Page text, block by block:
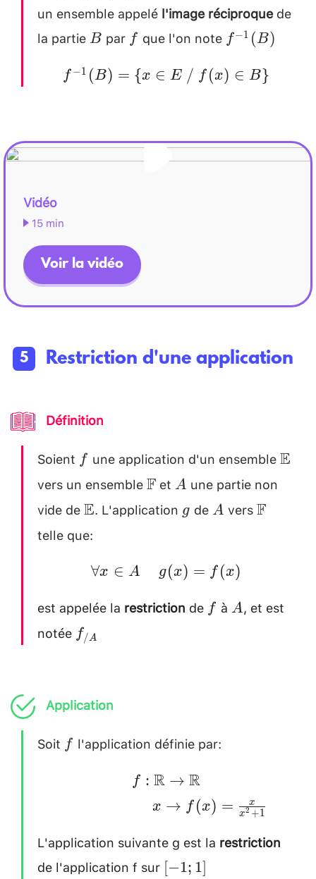
un ensemble appelél'image réciproquede
la partieB
B par f
f que l'on note f^{-1}
f−1 (B)
f^{-1}
~f(x)
f −1 (B) = {x ∈ E / f (x) ∈ B}
Vidéo
15 min
Voir la vidéo
Restriction d'une application
Définition
Soient f
f une application d'un ensembleE
vers un ensemble\mathbb{F}
FetA
A une partie non
vide de\mathbb{E}
E. L'application g
g deA
A versF
telle que:
\forall
A
\quad
∀x ∈ A g(x)=f(x)
g(x) = f (x)
est appelée la restriction de f
f à A
A, et est
notée f_{/A}
f/A
Application
Soit ff l'application définie par:
f:
\mathbb{R}
\rightarrow
\mathbb{R}
\\ \hspace*
f : R → R
x → f (x) = x2 +1
x
L'application suivante g est la restriction
de l'application f sur [-1;1]
[−1; 1]